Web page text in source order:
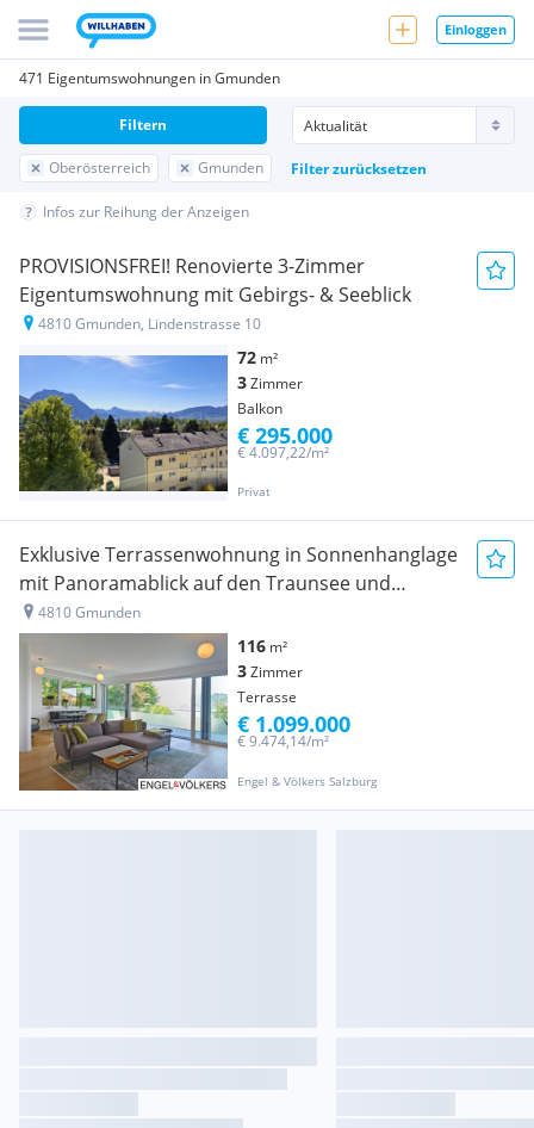
Einloggen
471 Eigentumswohnungen in Gmunden
Oberösterreich Gmunden Filter zurücksetzen
Filtern
Infos zur Reihung der Anzeigen
PROVISIONSFREI! Renovierte 3-Zimmer
Eigentumswohnung mit Gebirgs- & Seeblick
4810 Gmunden, Lindenstrasse 10
72 m²
3Zimmer
Balkon
Privat
€ 4.097,22/m²
€ 295.000
Exklusive Terrassenwohnung in Sonnenhanglage
mit Panoramablick auf den Traunsee und
Schloss Ort
4810 Gmunden
116 m²
3Zimmer
Terrasse
Engel & Völkers Salzburg
€ 9.474,14/m²
€ 1.099.000